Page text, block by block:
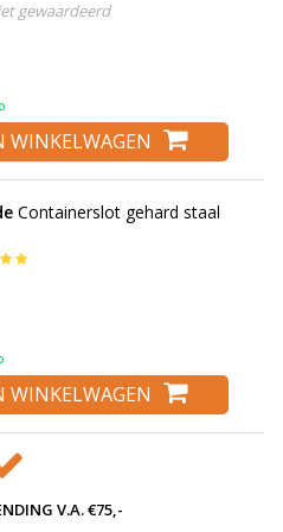
gewaardeerd
WINKELWAGEN
Containerslot gehard staal
WINKELWAGEN
V.A. €75,-